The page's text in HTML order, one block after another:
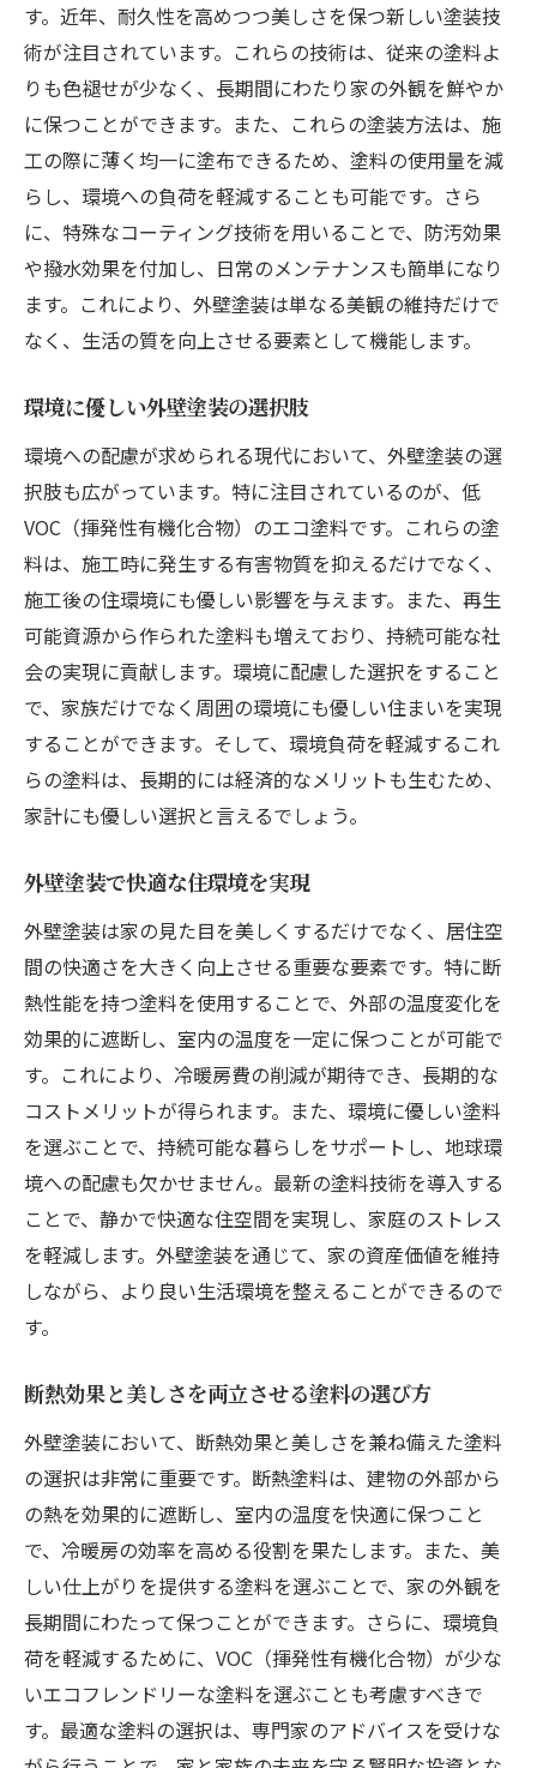
す。近年、耐久性を高めつつ美しさを保つ新しい塗装技
術が注目されています。これらの技術は、従来の塗料よ
りも色褪せが少なく、長期間にわたり家の外観を鮮やか
に保つことができます。また、これらの塗装方法は、施
工の際に薄く均一に塗布できるため、塗料の使用量を減
らし、環境への負荷を軽減することも可能です。さら
に、特殊なコーティング技術を用いることで、防汚効果
や撥水効果を付加し、日常のメンテナンスも簡単になり
ます。これにより、外壁塗装は単なる美観の維持だけで
なく、生活の質を向上させる要素として機能します。
環境に優しい外壁塗装の選択肢
環境への配慮が求められる現代において、外壁塗装の選
択肢も広がっています。特に注目されているのが、低
VOC（揮発性有機化合物）のエコ塗料です。これらの塗
料は、施工時に発生する有害物質を抑えるだけでなく、
施工後の住環境にも優しい影響を与えます。また、再生
可能資源から作られた塗料も増えており、持続可能な社
会の実現に貢献します。環境に配慮した選択をすること
で、家族だけでなく周囲の環境にも優しい住まいを実現
することができます。そして、環境負荷を軽減するこれ
らの塗料は、長期的には経済的なメリットも生むため、
家計にも優しい選択と言えるでしょう。
外壁塗装で快適な住環境を実現
外壁塗装は家の見た目を美しくするだけでなく、居住空
間の快適さを大きく向上させる重要な要素です。特に断
熱性能を持つ塗料を使用することで、外部の温度変化を
効果的に遮断し、室内の温度を一定に保つことが可能で
す。これにより、冷暖房費の削減が期待でき、長期的な
コストメリットが得られます。また、環境に優しい塗料
を選ぶことで、持続可能な暮らしをサポートし、地球環
境への配慮も欠かせません。最新の塗料技術を導入する
ことで、静かで快適な住空間を実現し、家庭のストレス
を軽減します。外壁塗装を通じて、家の資産価値を維持
しながら、より良い生活環境を整えることができるので
す。
断熱効果と美しさを両立させる塗料の選び方
外壁塗装において、断熱効果と美しさを兼ね備えた塗料
の選択は非常に重要です。断熱塗料は、建物の外部から
の熱を効果的に遮断し、室内の温度を快適に保つこと
で、冷暖房の効率を高める役割を果たします。また、美
しい仕上がりを提供する塗料を選ぶことで、家の外観を
長期間にわたって保つことができます。さらに、環境負
荷を軽減するために、VOC（揮発性有機化合物）が少な
いエコフレンドリーな塗料を選ぶことも考慮すべきで
す。最適な塗料の選択は、専門家のアドバイスを受けな